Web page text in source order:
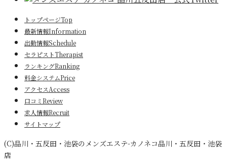
トップページTop
最新情報Information
出勤情報Schedule
セラピストTherapist
ランキングRanking
料金システムPrice
アクセスAccess
口コミReview
求人情報Recruit
サイトマップ
(C)品川・五反田・池袋のメンズエステ-カノネコ品川・五反田・池袋
店